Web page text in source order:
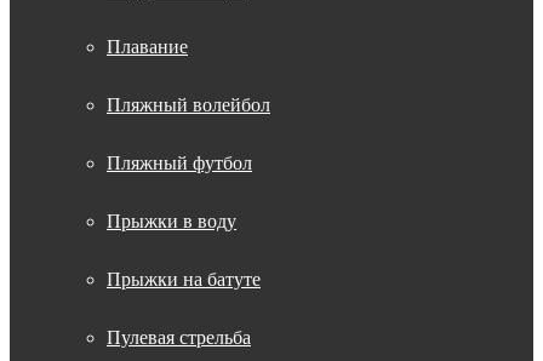
Плавание
Пляжный волейбол
Пляжный футбол
Прыжки в воду
Прыжки на батуте
Пулевая стрельба